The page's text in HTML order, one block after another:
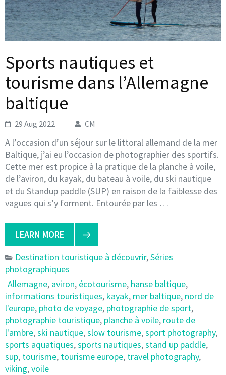
Sports nautiques et
tourisme dans l’Allemagne
baltique
29 Aug 2022 CM
A l’occasion d’un séjour sur le littoral allemand de la mer
Baltique, j’ai eu l’occasion de photographier des sportifs.
Cette mer est propice à la pratique de la planche à voile,
de l’aviron, du kayak, du bateau à voile, du ski nautique
et du Standup paddle (SUP) en raison de la faiblesse des
vagues qui s’y forment. Entourée par les …
LEARN MORE
Destination touristique à découvrir,Séries
photographiques
Allemagne, aviron, écotourisme, hanse baltique,
informations touristiques, kayak, mer baltique, nord de
l'europe, photo de voyage, photographie de sport,
photographie touristique, planche à voile, route de
l'ambre,ski nautique,slow tourisme,sport photography,
sports aquatiques,sports nautiques,stand up paddle,
sup, tourisme, tourisme europe, travel photography,
viking,voile